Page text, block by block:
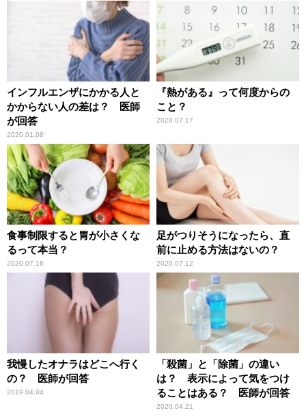
インフルエンザにかかる人と
かからない人の差は？ 医師
が回答
2020.01.08
『熱がある』って何度からの
こと？
2020.07.17
食事制限すると胃が小さくな
るって本当？
2020.07.16
足がつりそうになったら、直
前に止める方法はないの？
2020.07.12
我慢したオナラはどこへ行く
の？ 医師が回答
2019.04.04
「殺菌」と「除菌」の違い
は？ 表示によって気をつけ
ることはある？ 医師が回答
2020.04.21